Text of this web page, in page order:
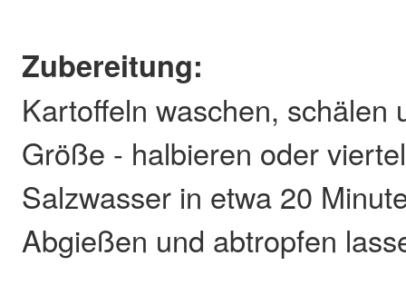
Zubereitung:
Kartoffeln waschen, schälen
Größe - halbieren oder
Salzwasser in etwa 20
Abgießen und abtropfen